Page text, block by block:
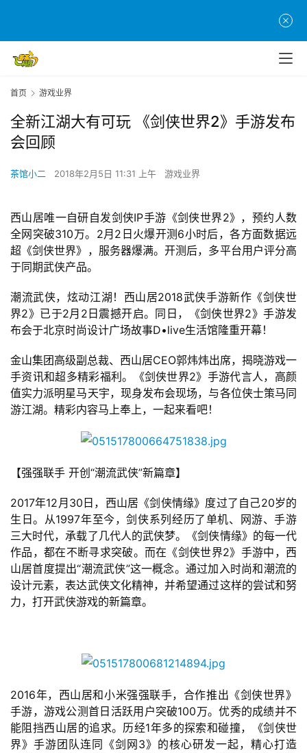
首页 游戏业界
全新江湖大有可玩 《剑侠世界2》手游发布
会回顾
茶馆小二 2018年2月5日 11:31 上午 游戏业界
西山居唯一自研自发剑侠IP手游《剑侠世界2》，预约人数
全网突破310万。2月2日火爆开测6小时后，各方面数据远
超《剑侠世界》，服务器爆满。开测后，多平台用户评分高
于同期武侠产品。
潮流武侠，炫动江湖！西山居2018武侠手游新作《剑侠世
界2》已于2月2日震撼开启。同日，《剑侠世界2》手游发
布会于北京时尚设计广场故事D•live生活馆隆重开幕！
金山集团高级副总裁、西山居CEO郭炜炜出席，揭晓游戏一
手资讯和超多精彩福利。《剑侠世界2》手游代言人，高颜
值实力派明星马天宇，现身发布会现场，与各位侠士策马同
游江湖。精彩内容马上奉上，一起来看吧！
【强强联手 开创“潮流武侠”新篇章】
2017年12月30日，西山居《剑侠情缘》度过了自己20岁的
生日。从1997年至今，剑侠系列经历了单机、网游、手游
三大时代，承载了几代人的武侠梦。《剑侠情缘》的每一代
作品，都在不断寻求突破。而在《剑侠世界2》手游中，西
山居首度提出“潮流武侠”这一概念。通过加入时尚和潮流的
设计元素，表达武侠文化精神，并希望通过这样的尝试和努
力，打开武侠游戏的新篇章。
2016年，西山居和小米强强联手，合作推出《剑侠世界》
手游，游戏公测首日活跃用户突破100万。优秀的成绩并不
能阻挡西山居的追求。历经1年多的探索和碰撞，《剑侠世
界》手游团队连同《剑网3》的核心研发一起，精心打造